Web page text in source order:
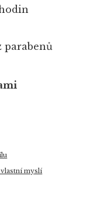
parabenů
myslí